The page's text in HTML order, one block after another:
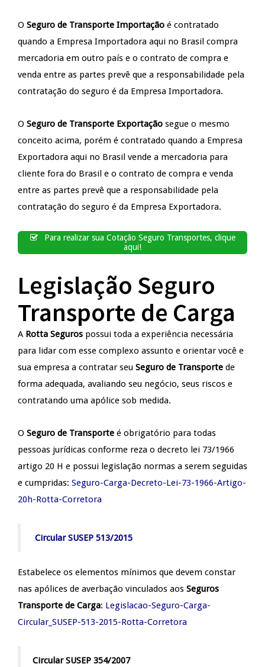
O Seguro de Transporte Importação é contratado
quando a Empresa Importadora aqui no Brasil compra
mercadoria em outro país e o contrato de compra e
venda entre as partes prevê que a responsabilidade pela
contratação do seguro é da Empresa Importadora.
O Seguro de Transporte Exportação segue o mesmo
conceito acima, porém é contratado quando a Empresa
Exportadora aqui no Brasil vende a mercadoria para
cliente fora do Brasil e o contrato de compra e venda
entre as partes prevê que a responsabilidade pela
contratação do seguro é da Empresa Exportadora.
Para realizar sua Cotação Seguro Transportes, clique
aqui!
Legislação Seguro
Transporte de Carga
A Rotta Seguros possui toda a experiência necessária
para lidar com esse complexo assunto e orientar você e
sua empresa a contratar seu Seguro de Transporte de
forma adequada, avaliando seu negócio, seus riscos e
contratando uma apólice sob medida.
O Seguro de Transporte é obrigatório para todas
pessoas jurídicas conforme reza o decreto lei 73/1966
artigo 20 H e possui legislação normas a serem seguidas
e cumpridas: Seguro-Carga-Decreto-Lei-73-1966-Artigo-
20h-Rotta-Corretora
Circular SUSEP 513/2015
Estabelece os elementos mínimos que devem constar
nas apólices de averbação vinculados aos Seguros
Transporte de Carga: Legislacao-Seguro-Carga-
Circular_SUSEP-513-2015-Rotta-Corretora
Circular SUSEP 354/2007